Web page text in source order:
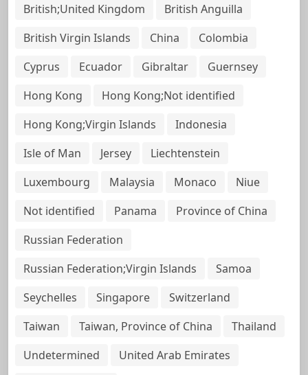
British;United Kingdom
British Anguilla
British Virgin Islands
China
Colombia
Cyprus
Ecuador Gibraltar
Guernsey
Hong Kong
Hong Kong;Not identified
Hong Kong;Virgin Islands
Indonesia
Isle of Man
Jersey
Liechtenstein
Luxembourg
Malaysia Monaco
Niue
Not identified
Panama
Province of China
Russian Federation
Russian Federation;Virgin Islands
Samoa
Seychelles
Singapore
Switzerland
Taiwan
Taiwan, Province of China
Thailand
Undetermined
United Arab Emirates